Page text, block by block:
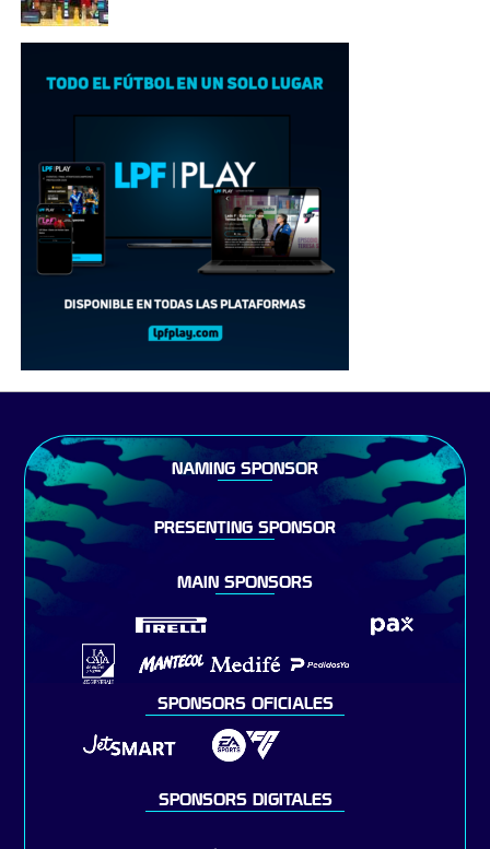
NAMING SPONSOR
PRESENTING SPONSOR
MAIN SPONSORS
SPONSORS OFICIALES
SPONSORS DIGITALES